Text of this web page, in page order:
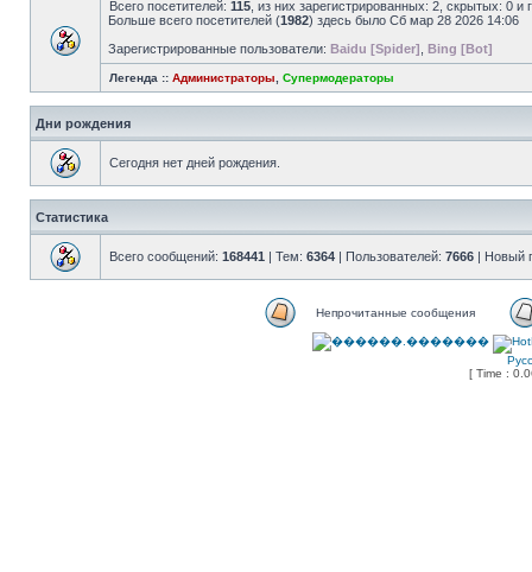
Всего посетителей: 115 , из них зарегистрированных: 2, скрытых: 0
Больше всего посетителей (1982) здесь было Сб мар 28 2026 14:06
Зарегистрированные пользователи: Baidu [Spider] Bing [Bot]
Легенда :: Администраторы Супермодераторы
Дни рождения
Сегодня нет дней рождения.
Статистика
Всего сообщений: 168441 | Тем: 6364 | Пользователей: 7666 | Новый
Непрочитанные сообщения
[ Time :